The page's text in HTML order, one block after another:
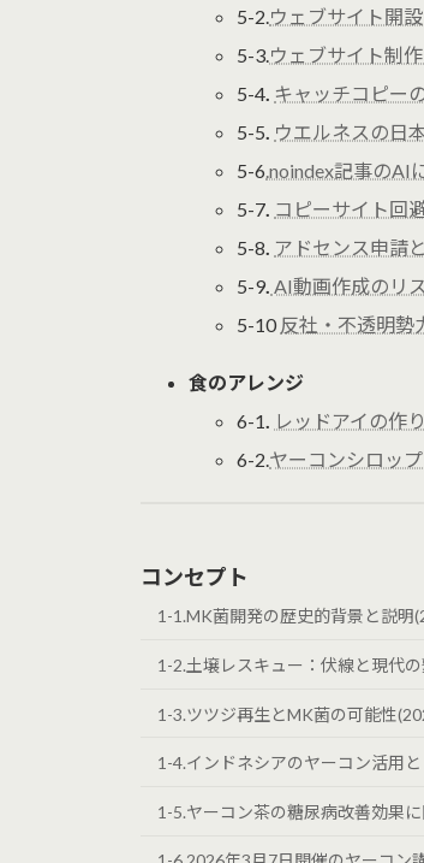
5-2. ウェブサイト開
5-3. ウェブサイト制
5-4 キャッチコピー
5-5 ウエルネスの日
5-6 .noindex記事のAI
5-7 コピーサイト回
5-8 アドセンス申請
5-9 AI動画作成のリ
5-10 反社・不透明勢
食のアレンジ
6-1
レッドアイの作
6-2. ヤーコンシロッ
コンセプト
1-1.MK菌開発の歴史的背景と説明
1-2.土壌レスキュー：伏線と現代
1-3.ツツジ再生とMK菌の可能性
1-4.インドネシアのヤーコン活用
1-5.ヤーコン茶の糖尿病改善効果